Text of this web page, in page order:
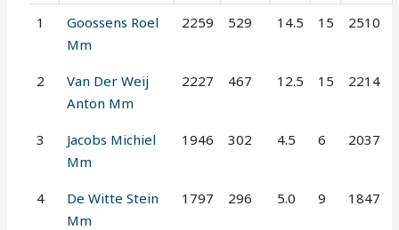
1
Goossens Roel
Mm
2259 529 14.5 15 2510
2
Van Der Weij
Anton Mm
2227 467 12.5 15 2214
3
Jacobs Michiel
Mm
1946 302 4.5 6 2037
4
De Witte Stein
Mm
1797 296 5.0 9 1847